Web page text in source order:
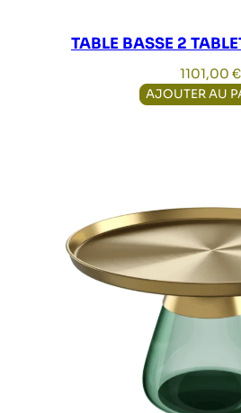
TABLE BASSE 2
1101,00 €
AJOUTER AU